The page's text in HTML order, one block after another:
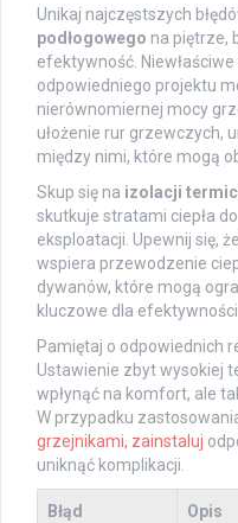
Unikaj najczęstszych
podłogowego na piętrze,
efektywność.
odpowiedniego projektu
nierównomiernej mocy
ułożenie rur grzewczych,
między nimi, które mogą
Skup się na izolacji
skutkuje stratami ciepła
eksploatacji. Upewnij się,
wspiera przewodzenie
dywanów, które mogą
kluczowe dla
Pamiętaj o odpowiednich
Ustawienie zbyt wysokiej
wpłynąć na komfort, ale
W przypadku
grzejnikami, zainstaluj
uniknąć komplikacji.
Błąd Opis